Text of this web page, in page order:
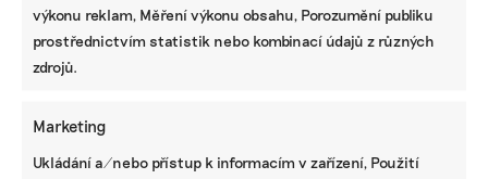
výkonu reklam, Měření výkonu obsahu, Porozumění publiku
prostřednictvím statistik nebo kombinací údajů z různých
zdrojů.
Marketing
Ukládání a/nebo přístup k informacím v zařízení, Použití
její hodnotu, říká expertka